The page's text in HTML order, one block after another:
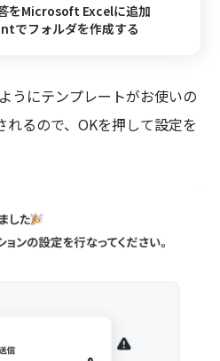
をMicrosoft Excelに追加
でフォルダを作成する
うにテンプレートがお使いの
るので、OKを押して設定を